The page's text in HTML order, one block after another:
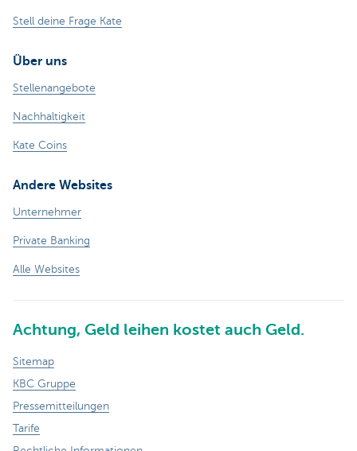
Stell deine Frage Kate
Über uns
Stellenangebote
Nachhaltigkeit
Kate Coins
Andere Websites
Unternehmer
Private Banking
Alle Websites
Achtung, Geld leihen kostet auch Geld.
Sitemap
KBC Gruppe
Pressemitteilungen
Tarife